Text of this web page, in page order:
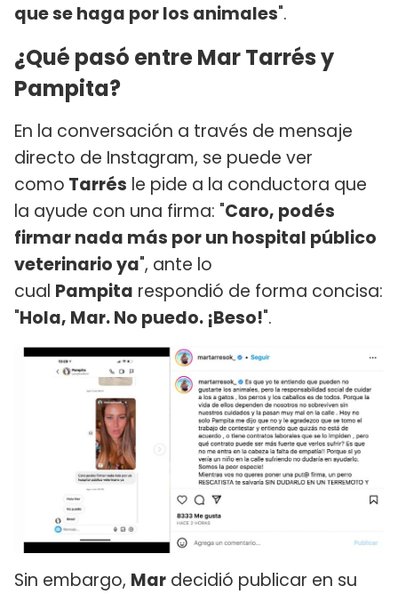
que se haga por los animales".
¿Qué pasó entre Mar Tarrés y
Pampita?
En la conversación a través de mensaje
directo de Instagram, se puede ver
como Tarrés le pide a la conductora que
la ayude con una firma: "Caro, podés
firmar nada más por un hospital público
veterinario ya", ante lo
cual Pampita respondió de forma concisa:
"Hola, Mar. No puedo. ¡Beso!".
Sin embargo, Mar decidió publicar en su